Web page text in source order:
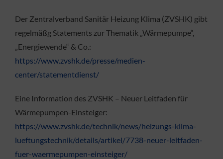
Der Zentralverband Sanitär Heizung Klima (ZVSHK) gibt
regelmäßg Statements zur Thematik „Wärmepumpe“,
„Energiewende“ & Co.:
https://www.zvshk.de/presse/medien-
center/statementdienst/
Eine Information des ZVSHK – Neuer Leitfaden für
Wärmepumpen-Einsteiger:
https://www.zvshk.de/technik/news/heizungs-klima-
lueftungstechnik/details/artikel/7738-neuer-leitfaden-
fuer-waermepumpen-einsteiger/